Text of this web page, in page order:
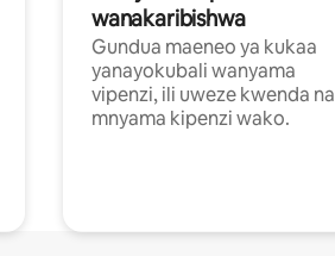
wanakaribishwa
Gundua maeneo ya kukaa
yanayokubali wanyama
vipenzi, ili uweze kwenda na
mnyama kipenzi wako.